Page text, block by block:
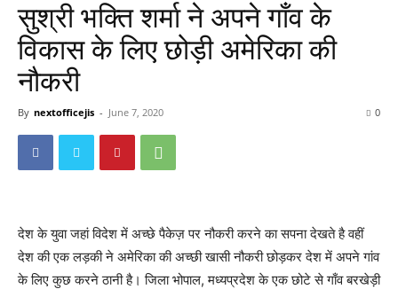
सुश्री भक्ति शर्मा ने अपने गाँव के
विकास के लिए छोड़ी अमेरिका की
नौकरी
By nextofficejis - June 7, 2020 0
देश के युवा जहां विदेश में अच्छे पैकेज़ पर नौकरी करने का सपना देखते है वहीं
देश की एक लड़की ने अमेरिका की अच्छी खासी नौकरी छोड़कर देश में अपने गांव
के लिए कुछ करने ठानी है। जिला भोपाल, मध्यप्रदेश के एक छोटे से गाँव बरखेड़ी